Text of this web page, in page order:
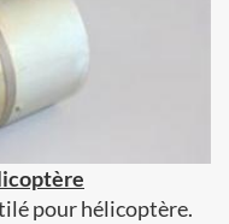
pour hélicoptère.